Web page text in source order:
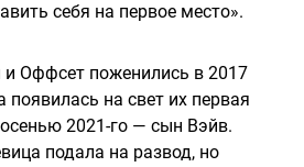
себя на первое место».
Оффсет поженились в 2017
появилась на свет их первая
2021-го — сын Вэйв.
подала на развод, но